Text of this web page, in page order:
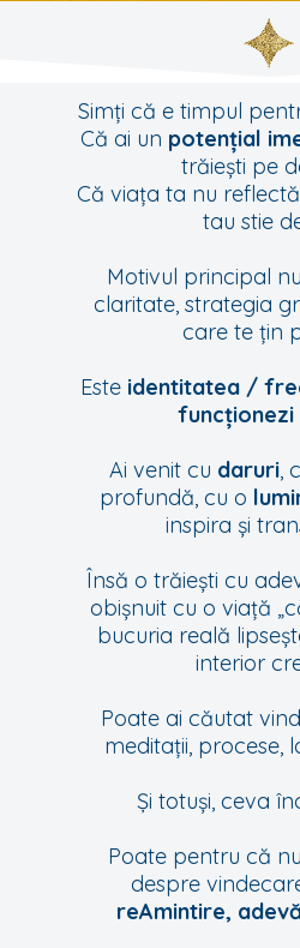
Simți că e timpul
Că ai un potențial
trăiești pe
Că viața ta nu
tau stie
Motivul principal
claritate, strategia
care te țin
Esteidentitatea /
funcționezi
Ai venit cu daruri
profundă, cu o
inspira și
Însă o trăiești cu
obișnuit cu o viață
bucuria reală
interior
Poate ai căutat
meditații, procese,
Și totuși, ceva
Poate pentru că
despre
reAmintire,